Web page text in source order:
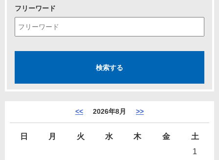
フリーワード
<< 2026年8月 >>
日 月 火 水 木 金
土
1